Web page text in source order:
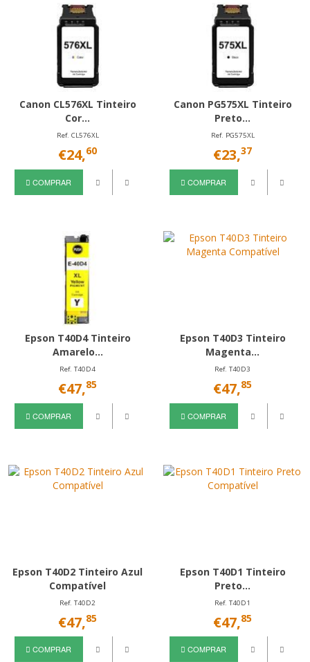
Canon CL576XL Tinteiro
Cor...
Ref. CL576XL
€24,60
COMPRAR
Canon PG575XL Tinteiro
Preto...
Ref. PG575XL
€23,37
COMPRAR
Epson T40D4 Tinteiro
Amarelo...
Ref. T40D4
€47,85
COMPRAR
Epson T40D3 Tinteiro
Magenta...
Ref. T40D3
€47,85
COMPRAR
Epson T40D2 Tinteiro Azul
Compatível
Ref. T40D2
€47,85
COMPRAR
Epson T40D1 Tinteiro
Preto...
Ref. T40D1
€47,85
COMPRAR